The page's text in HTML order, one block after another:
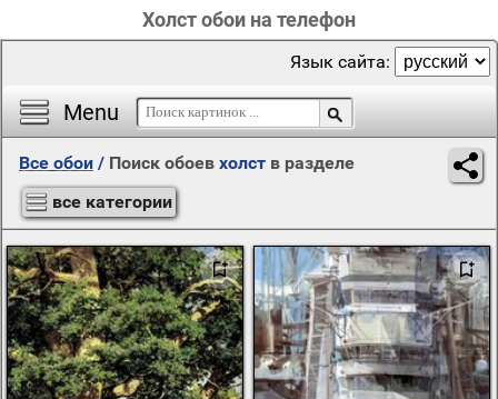
Холст обои на телефон
Menu
Язык сайта:
Все обои / Поиск обоев холст в разделе
все категории